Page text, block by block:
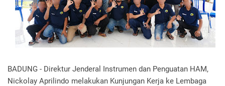
BADUNG - Direktur Jenderal Instrumen dan Penguatan HAM,
Nickolay Aprilindo melakukan Kunjungan Kerja ke Lembaga